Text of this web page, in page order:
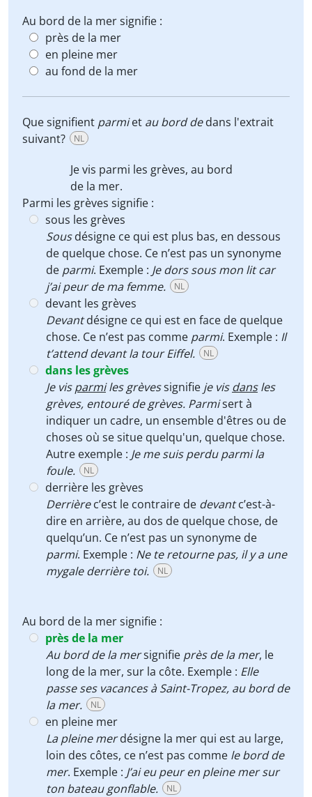
Au bord de la mer signifie :
près de la mer
en pleine mer
au fond de la mer
Que signifient parmiet au bord dedans l'extrait
suivant?
NL
Je vis parmi les grèves, au bord
de la mer.
Parmi les grèves signifie :
sous les grèves
Sousdésigne ce qui est plus bas, en dessous
de quelque chose. Ce n’est pas un synonyme
de parmi. Exemple : Je dors sous mon lit car
j’ai peur de ma femme.
NL
devant les grèves
Devantdésigne ce qui est en face de quelque
chose. Ce n’est pas comme parmi. Exemple : Il
t’attend devant la tour Eiffel.
NL
dans les grèves
Je visparmiles grèvessignifie je visdansles
grèves, entouré de grèves. Parmisertà
indiquer un cadre, un ensemble d'êtres ou de
choses où se situe quelqu'un, quelque chose.
Autre exemple : Je me suis perdu parmi la
foule.
NL
derrière les grèves
Derrièrec’est le contraire de devantc’est-à-
dire en arrière, au dos de quelque chose, de
quelqu’un. Ce n’est pas un synonyme de
parmi. Exemple : Ne te retourne pas, il y a une
mygale derrière toi.
NL
Au bord de la mer signifie :
près de la mer
Au bord de la mersignifie près de la mer, le
long de la mer, sur la côte. Exemple : Elle
passe ses vacances à Saint-Tropez, au bord de
la mer.
NL
en pleine mer
La pleine merdésigne la mer qui est au large,
loin des côtes, ce n’est pas comme le bord de
mer. Exemple : J’ai eu peur en pleine mer sur
ton bateau gonflable.
NL